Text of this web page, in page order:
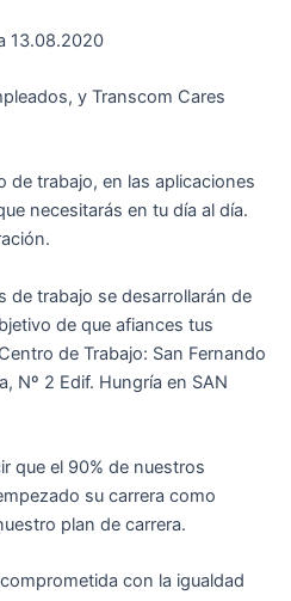
13.08.2020
y Transcom Cares
de trabajo, en las aplicaciones
necesitarás en tu día al día.
de trabajo se desarrollarán de
de que afiances tus
de Trabajo: San Fernando
Nº 2 Edif. Hungría en SAN
que el 90% de nuestros
su carrera como
plan de carrera.
con la igualdad